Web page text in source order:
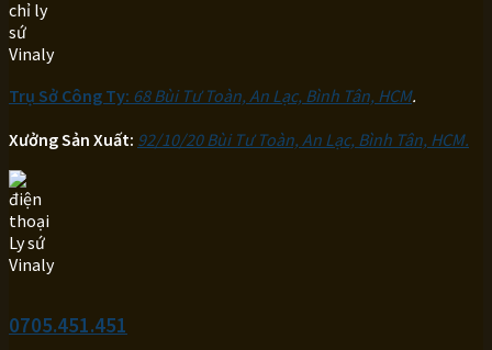
Trụ Sở Công Ty: 68 Bùi Tư Toàn, An Lạc, Bình Tân, HCM.
Xưởng Sản Xuất: 92/10/20 Bùi Tư Toàn, An Lạc, Bình Tân, HCM.
0705.451.451